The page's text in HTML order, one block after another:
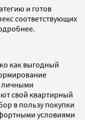
и готов
соответствующих
как выгодный
личными
свой квартирный
в пользу покупки
условиями